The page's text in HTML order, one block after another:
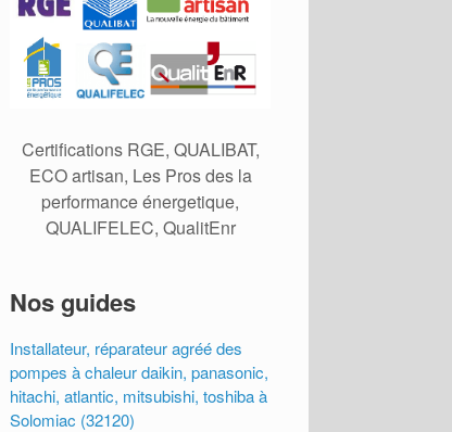
Certifications RGE, QUALIBAT,
ECO artisan, Les Pros des la
performance énergetique,
QUALIFELEC, QualitEnr
Nos guides
Installateur, réparateur agréé des
pompes à chaleur daikin, panasonic,
hitachi, atlantic, mitsubishi, toshiba à
Solomiac (32120)